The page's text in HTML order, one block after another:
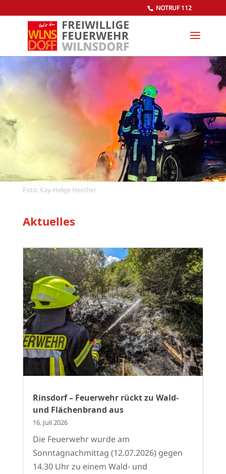
NOTRUF 112
Foto: Kay-Helge Hercher
Aktuelles
Rinsdorf – Feuerwehr rückt zu Wald-
und Flächenbrand aus
16. Juli 2026
Die Feuerwehr wurde am
Sonntagnachmittag (12.07.2026) gegen
14.30 Uhr zu einem Wald- und